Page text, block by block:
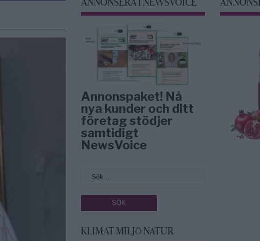
ANNONSERA I NEWSVOICE
Annonspaket! Nå
nya kunder och ditt
företag stödjer
samtidigt
NewsVoice
KLIMAT MILJÖ NATUR